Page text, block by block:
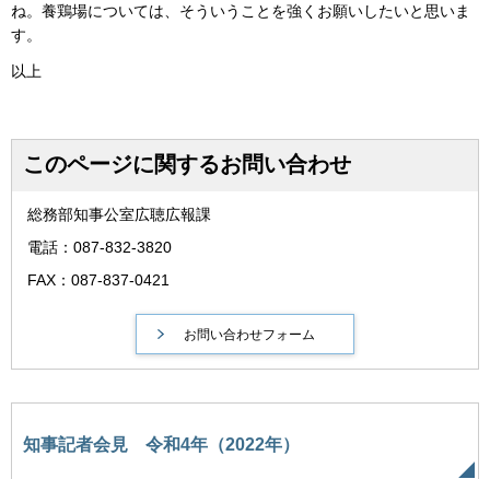
ね。養鶏場については、そういうことを強くお願いしたいと思いま
す。
以上
このページに関するお問い合わせ
総務部知事公室広聴広報課
電話：087-832-3820
FAX：087-837-0421
知事記者会見 令和4年（2022年）